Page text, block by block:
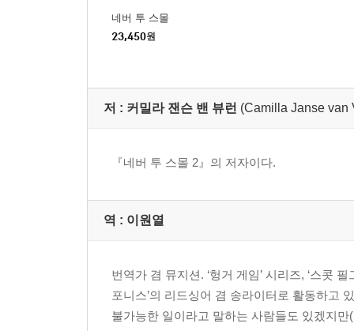
네버 투 스몰
23,450원
저 : 커밀라 잰슨 밴 뷰런 (Camilla Janse van
『네버 투 스몰 2』의 저자이다.
역 : 이원열
번역가 겸 뮤지션. ‘헝거 게임’ 시리즈, ‘스콧
포니스’의 리드싱어 겸 송라이터로 활동하고
불가능한 일이라고 말하는 사람들도 있겠지